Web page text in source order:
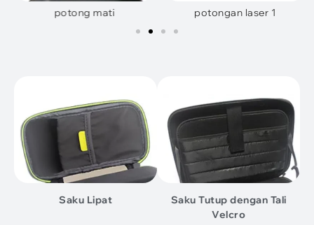
potong mati potongan laser 1
Saku Lipat
Saku Tutup dengan Tali
Velcro